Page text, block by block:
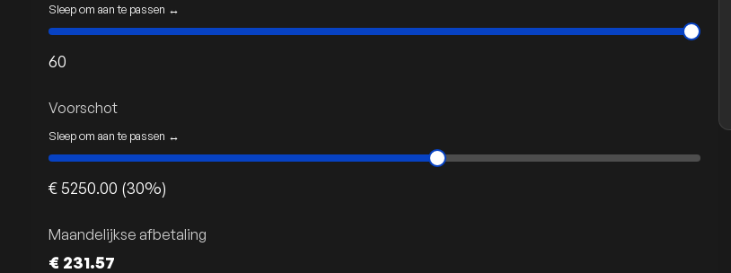
Sleep om aan te passen ↔
60
Voorschot
Sleep om aan te passen ↔
€ 5250.00 (30%)
Maandelijkse afbetaling
€ 231.57